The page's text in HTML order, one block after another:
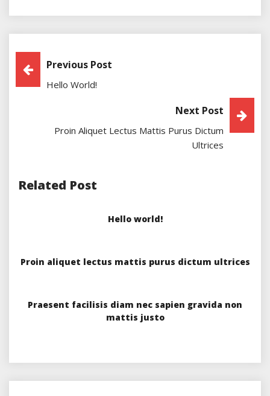
Post
Navigation
Previous Post
Hello World!
Next Post
Proin Aliquet Lectus Mattis Purus Dictum
Ultrices
Related Post
Hello world!
Proin aliquet lectus mattis purus dictum ultrices
Praesent facilisis diam nec sapien gravida non
mattis justo